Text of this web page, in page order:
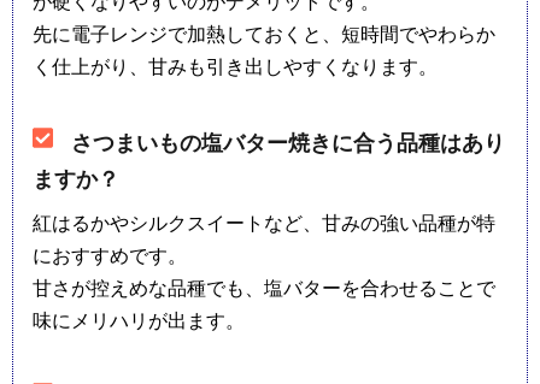
先に電子レンジで加熱しておくと、短時間でやわらか
く仕上がり、甘みも引き出しやすくなります。
さつまいもの塩バター焼きに合う品種はあり
ますか？
紅はるかやシルクスイートなど、甘みの強い品種が特
におすすめです。
甘さが控えめな品種でも、塩バターを合わせることで
味にメリハリが出ます。